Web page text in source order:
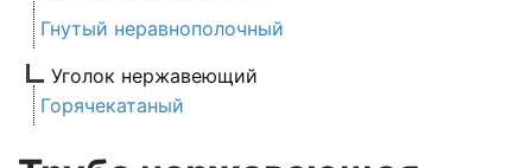
Гнутый неравнополочный
Уголок нержавеющий
Горячекатаный